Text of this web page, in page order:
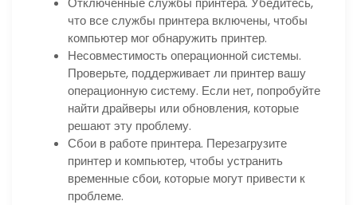
что все службы принтера включены, чтобы
компьютер мог обнаружить принтер.
Несовместимость операционной системы.
Проверьте, поддерживает ли принтер вашу
операционную систему. Если нет, попробуйте
найти драйверы или обновления, которые
решают эту проблему.
Сбои в работе принтера. Перезагрузите
принтер и компьютер, чтобы устранить
временные сбои, которые могут привести к
проблеме.